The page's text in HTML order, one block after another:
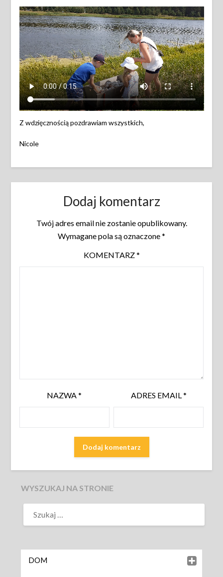
Z wdzięcznością pozdrawiam wszystkich,
Nicole
Dodaj komentarz
Twój adres email nie zostanie opublikowany.
Wymagane pola są oznaczone*
KOMENTARZ*
NAZWA* ADRES EMAIL *
WYSZUKAJ NA STRONIE
DOM